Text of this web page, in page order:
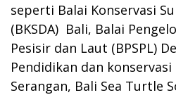
seperti Balai Konservasi
(BKSDA) Bali, Balai
Pesisir dan Laut (BPSPL)
Pendidikan dan konservasi
Serangan, Bali Sea Turtle